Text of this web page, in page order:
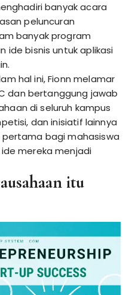
banyak acara
peluncuran
banyak program
ide bisnis untuk aplikasi
hal ini, Fionn melamar
dan bertanggung jawab
di seluruh kampus
dan inisiatif lainnya
bagi mahasiswa
mereka menjadi
itu